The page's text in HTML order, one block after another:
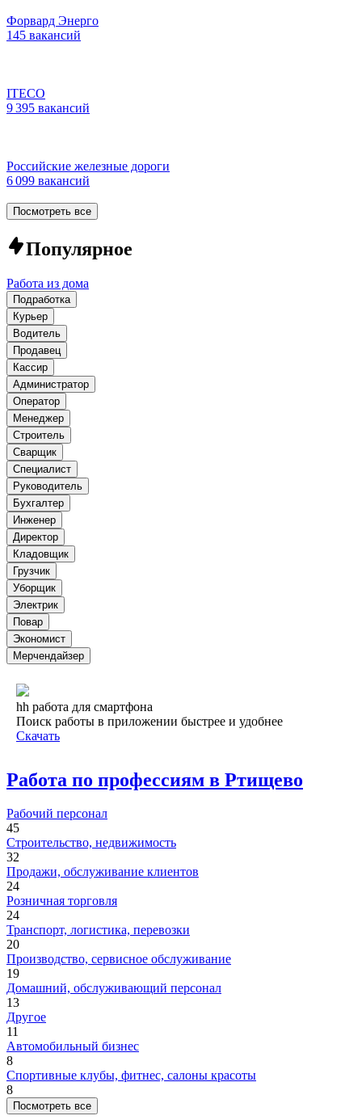
Форвард Энерго
145 вакансий
ITECO
9 395 вакансий
Российские железные дороги
6 099 вакансий
Посмотреть все
Популярное
Работа из дома
Подработка
Курьер
Водитель
Продавец
Кассир
Администратор
Оператор
Менеджер
Строитель
Сварщик
Специалист
Руководитель
Бухгалтер
Инженер
Директор
Кладовщик
Грузчик
Уборщик
Электрик
Повар
Экономист
Мерчендайзер
hh работа для смартфона
Поиск работы в приложении быстрее и удобнее
Скачать
Работа по профессиям в Ртищево
Рабочий персонал
45
Строительство, недвижимость
32
Продажи, обслуживание клиентов
24
Розничная торговля
24
Транспорт, логистика, перевозки
20
Производство, сервисное обслуживание
19
Домашний, обслуживающий персонал
13
Другое
11
Автомобильный бизнес
8
Спортивные клубы, фитнес, салоны красоты
8
Посмотреть все